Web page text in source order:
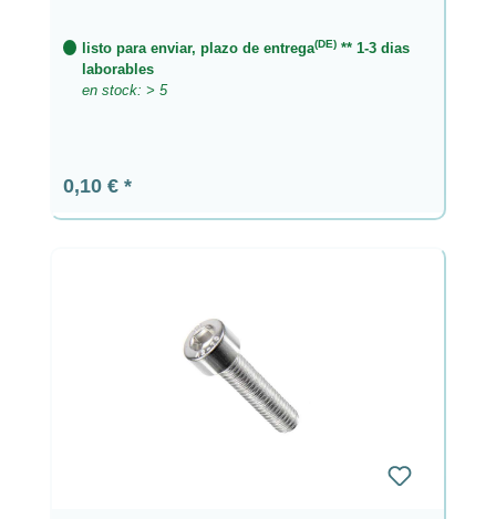
listo para enviar, plazo de entrega(DE) ** 1-3 dias
laborables
en stock: > 5
Precio normal:
0,10 €